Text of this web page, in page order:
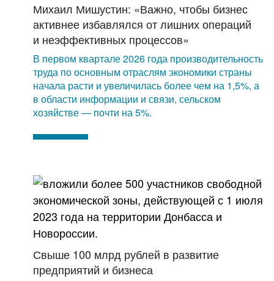
Михаил Мишустин: «Важно, чтобы бизнес
активнее избавлялся от лишних операций
и неэффективных процессов»
В первом квартале 2026 года производительность
труда по основным отраслям экономики страны
начала расти и увеличилась более чем на 1,5%, а
в области информации и связи, сельском
хозяйстве — почти на 5%.
Свыше 100 млрд рублей в развитие
предприятий и бизнеса